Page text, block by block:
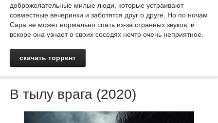
доброжелательные милые люди, которые устраивают
совместные вечеринки и заботятся друг о друге. Но по ночам
Сара не может нормально спать из-за странных звуков, и
вскоре она узнает о своих соседях нечто очень неприятное.
скачать торрент
В тылу врага (2020)